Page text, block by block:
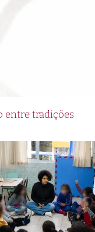
entre tradições